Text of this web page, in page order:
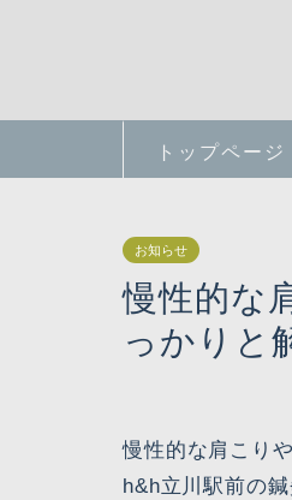
トップページ
お知らせ
慢性的な
っかりと
慢性的な肩こり
h&h立川駅前の